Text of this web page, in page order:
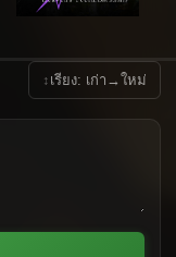
↕ เรียง: เก่า→ใหม่